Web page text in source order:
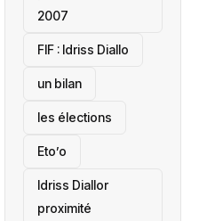
2007
‎FIF : Idriss Diallo
un bilan
les élections
Eto’o
Idriss Diallor
proximité